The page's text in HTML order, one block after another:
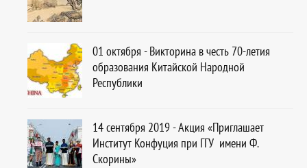
01 октября - Викторина в честь 70-летия
образования Китайской Народной
Республики
14 сентября 2019 - Акция «Приглашает
Институт Конфуция при ГГУ имени Ф.
Скорины»